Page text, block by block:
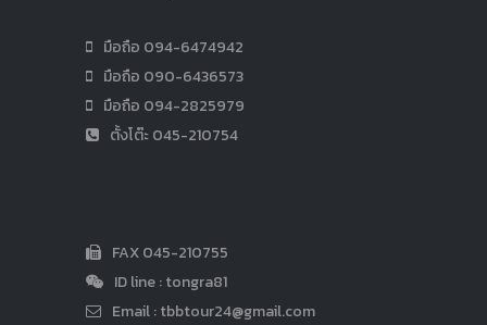
มือถือ 094-6474942
มือถือ 090-6436573
มือถือ 094-2825979
ตั้งโต๊ะ 045-210754
FAX 045-210755
ID line : tongra81
Email :tbbtour24@gmail.com